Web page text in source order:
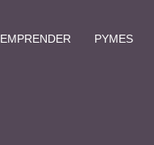
EMPRENDER PYMES